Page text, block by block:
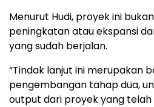
Menurut Hudi, proyek ini
peningkatan atau ekspansi
yang sudah berjalan.
“Tindak lanjut ini merupakan
pengembangan tahap dua,
output dari proyek yang telah